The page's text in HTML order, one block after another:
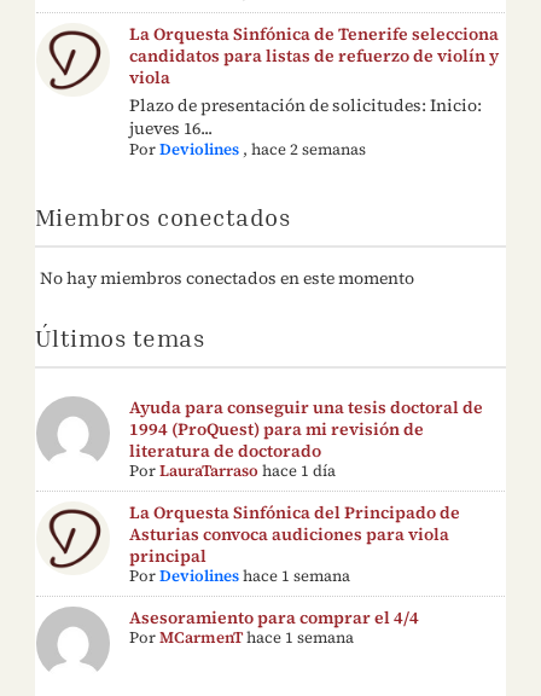
La Orquesta Sinfónica de Tenerife selecciona
candidatos para listas de refuerzo de violín y
viola
Plazo de presentación de solicitudes: Inicio:
jueves 16...
PorDeviolines ,hace 2 semanas
Miembros conectados
No hay miembros conectados en este momento
Últimos temas
Ayuda para conseguir una tesis doctoral de
1994 (ProQuest) para mi revisión de
literatura de doctorado
PorLauraTarraso hace 1 día
La Orquesta Sinfónica del Principado de
Asturias convoca audiciones para viola
principal
PorDeviolines hace 1 semana
Asesoramiento para comprar el 4/4
PorMCarmenThace 1 semana